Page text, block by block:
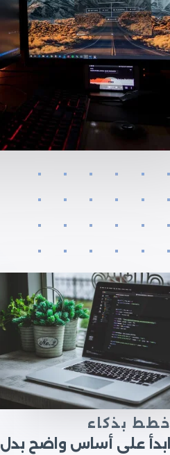
خطط بذكاء
ابدأ على أساس واضح بدل